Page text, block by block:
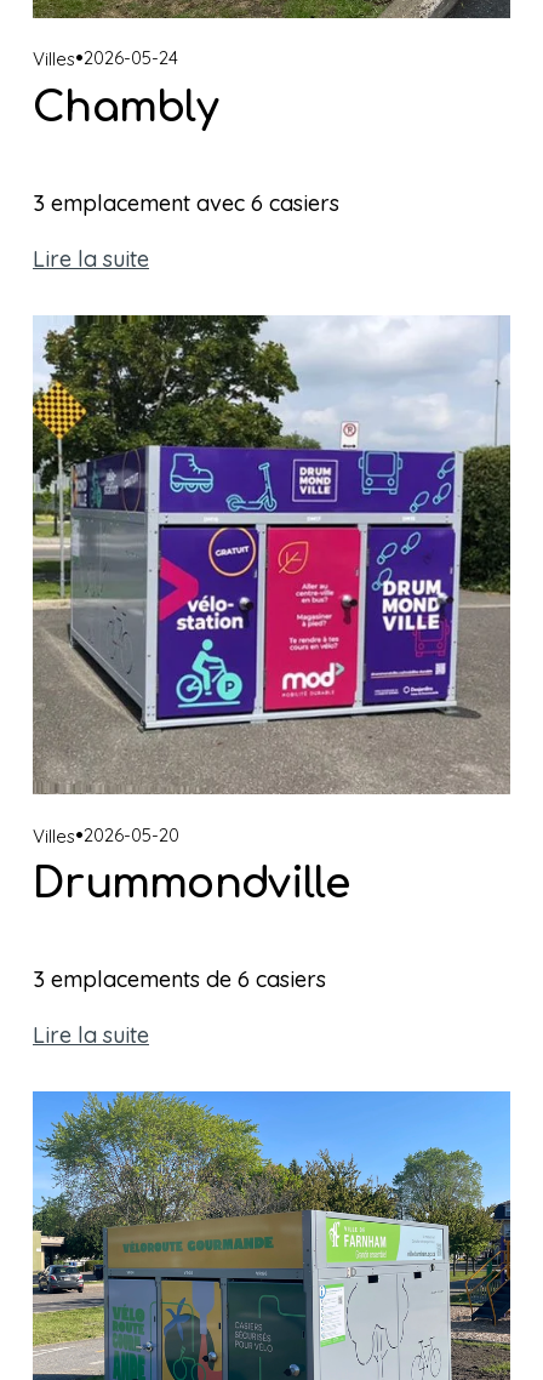
Villes 2026-05-24
Chambly
3 emplacement avec 6 casiers
Lire la suite
Villes 2026-05-20
Drummondville
3 emplacements de 6 casiers
Lire la suite